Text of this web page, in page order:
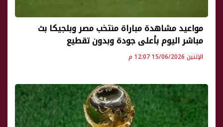
مواعيد مشاهدة مباراة منتخب مصر وبلجيكا بث
مباشر اليوم بأعلى جودة وبدون تقطيع
الإثنين 15/06/2026 12:07 م